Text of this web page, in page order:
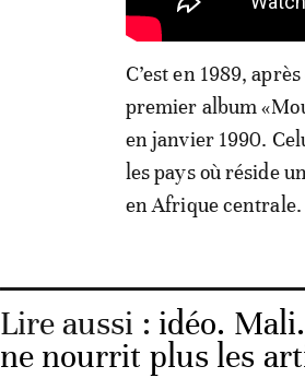
C’est en 1989,
premier album
en janvier 1990.
les pays où réside
en Afrique centrale.
Lire aussi : idéo.
ne nourrit plus les